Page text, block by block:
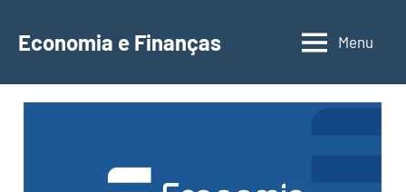
para
conteúdo
Economia e Finanças
Depósitos
Menu